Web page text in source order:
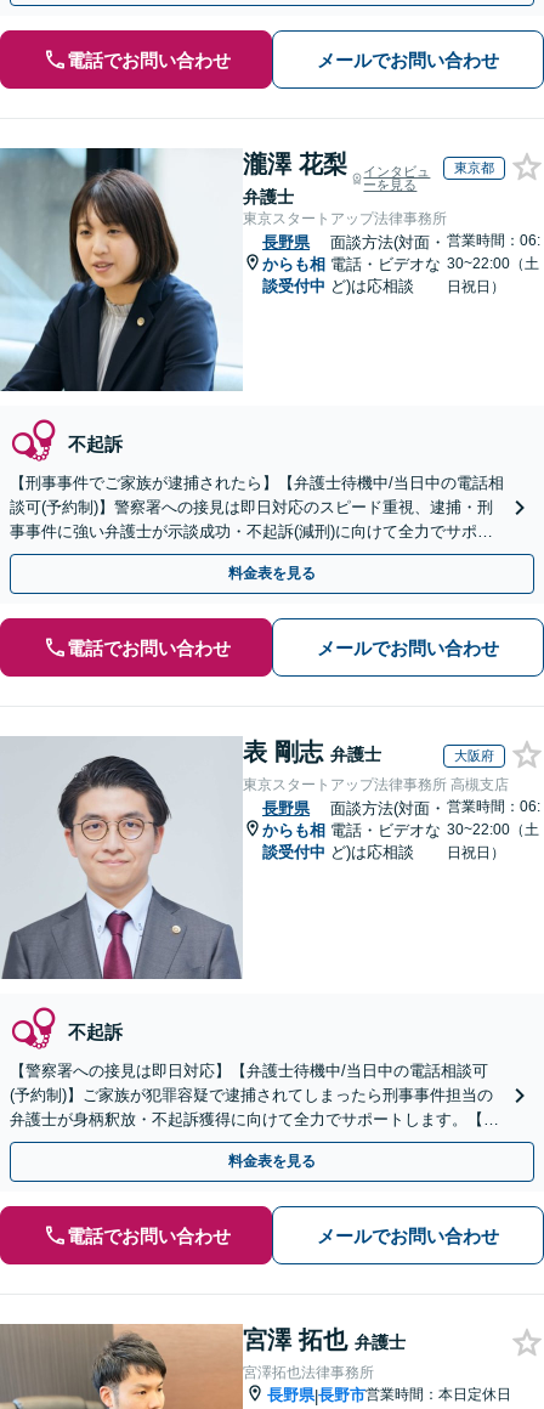
電話でお問い合わせ メールでお問い合わせ
瀧澤 花梨
弁護士
インタビュ
ーを見る
東京都
東京スタートアップ法律事務所
長野県
からも相
談受付中
面談方法(対面・
電話・ビデオな
ど)は応相談
営業時間：06:
30~22:00（土
日祝日）
不起訴
【刑事事件でご家族が逮捕されたら】【弁護士待機中/当日中の電話相
談可(予約制)】警察署への接見は即日対応のスピード重視、逮捕・刑
事事件に強い弁護士が示談成功・不起訴(減刑)に向けて全力でサポー
トします。【加害者側の相談専門】
料金表を見る
電話でお問い合わせ メールでお問い合わせ
表 剛志 弁護士 大阪府
東京スタートアップ法律事務所 高槻支店
長野県
からも相
談受付中
面談方法(対面・
電話・ビデオな
ど)は応相談
営業時間：06:
30~22:00（土
日祝日）
不起訴
【警察署への接見は即日対応】【弁護士待機中/当日中の電話相談可
(予約制)】ご家族が犯罪容疑で逮捕されてしまったら刑事事件担当の
弁護士が身柄釈放・不起訴獲得に向けて全力でサポートします。【毎
月100名以上の相談実績】【全国対応】
料金表を見る
電話でお問い合わせ メールでお問い合わせ
宮澤 拓也 弁護士
宮澤拓也法律事務所
長野県|長野市営業時間：本日定休日